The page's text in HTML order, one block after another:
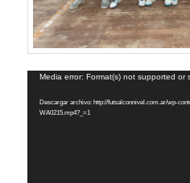
Reproductor
vídeo
Media error: Format(s) not supported or
Descargar archivo: http://futsalconnivel.com.ar/wp-
WA0215.mp4?_=1